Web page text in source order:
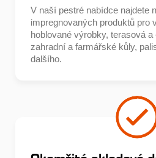
V naší pestré nabídce najdete
impregnovaných produktů pro
hoblované výrobky, terasová a
zahradní a farmářské kůly,
dalšího.